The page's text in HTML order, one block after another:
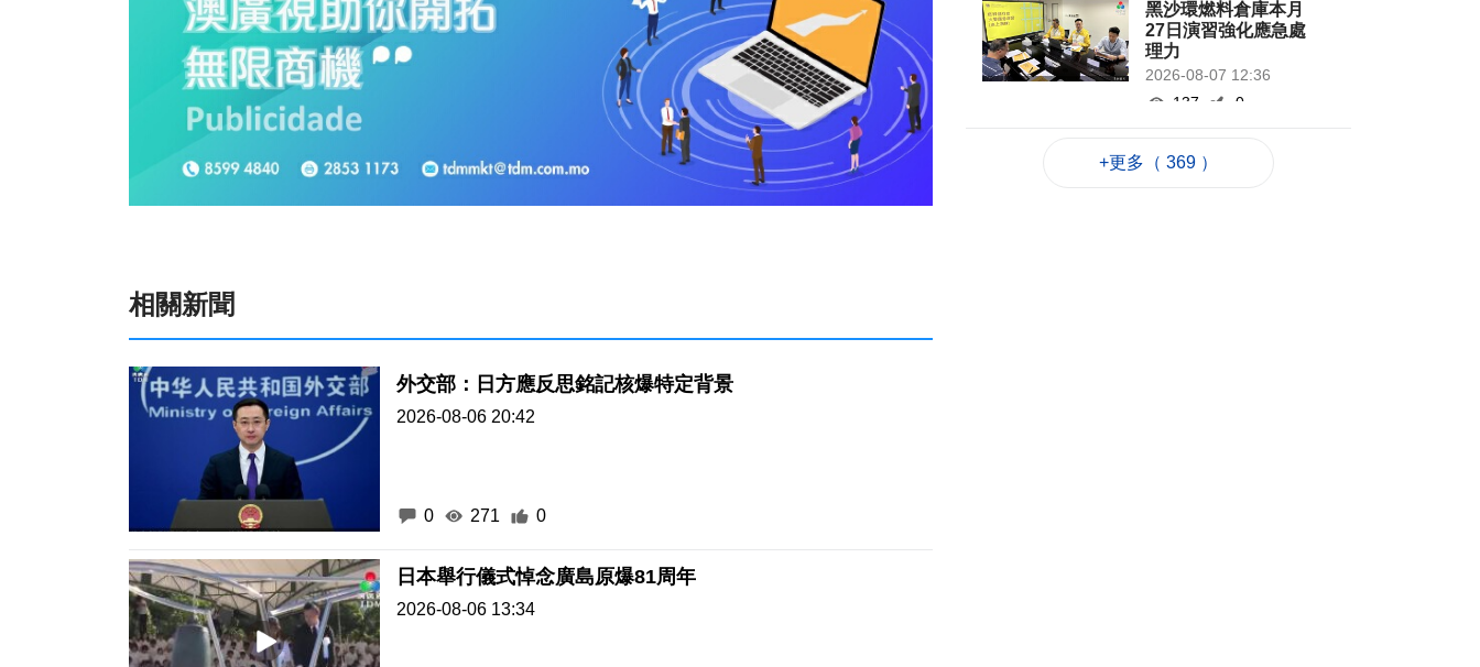
相關新聞
外交部：日方應反思銘記核爆特定背景
2026-08-06 20:42
0 271 0
日本舉行儀式悼念廣島原爆81周年
2026-08-06 13:34
黑沙環燃料倉庫本月
27日演習強化應急處
理力
2026-08-07 12:36
137
0
死20傷 槍手在逃
+更多（ 369 ）